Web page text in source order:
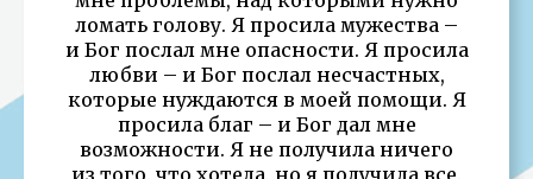
ломать голову. Я просила мужества –
и Бог послал мне опасности. Я просила
любви – и Бог послал несчастных,
которые нуждаются в моей помощи. Я
просила благ – и Бог дал мне
возможности. Я не получила ничего
из того, что хотела, но я получила все,